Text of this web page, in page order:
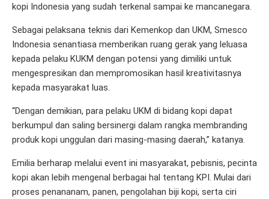
kopi Indonesia yang sudah terkenal sampai ke mancanegara.
Sebagai pelaksana teknis dari Kemenkop dan UKM, Smesco
Indonesia senantiasa memberikan ruang gerak yang leluasa
kepada pelaku KUKM dengan potensi yang dimiliki untuk
mengespresikan dan mempromosikan hasil kreativitasnya
kepada masyarakat luas.
“Dengan demikian, para pelaku UKM di bidang kopi dapat
berkumpul dan saling bersinergi dalam rangka membranding
produk kopi unggulan dari masing-masing daerah,” katanya.
Emilia berharap melalui event ini masyarakat, pebisnis, pecinta
kopi akan lebih mengenal berbagai hal tentang KPI. Mulai dari
proses penananam, panen, pengolahan biji kopi, serta ciri